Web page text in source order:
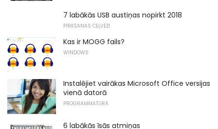
7 labākās USB austiņas nopirkt 2018
PIRKŠANAS CEĻVEŽI
Kas ir MOGG fails?
WINDOWS
Instalējiet vairākas Microsoft Office versijas
vienā datorā
PROGRAMMATŪRA
6 labākās īsās atmiņas